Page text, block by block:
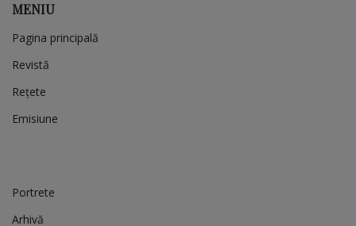
MENIU
Pagina principală
Revistă
Rețete
Emisiune
Portrete
Arhivă